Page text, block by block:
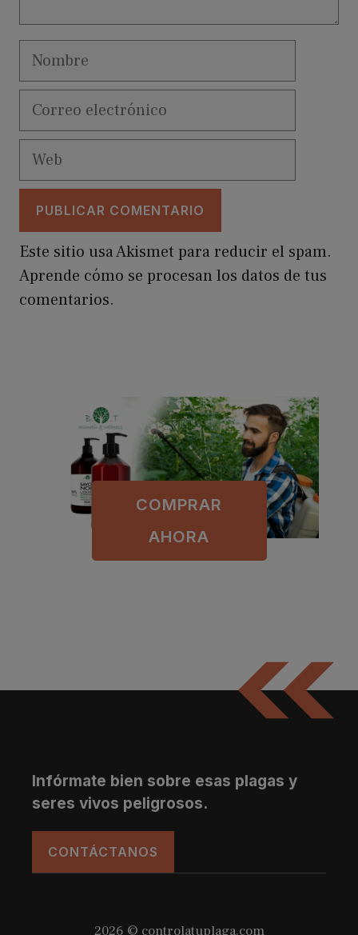
Nombre
Correo
Web
Este sitio usa Akismet para reducir el spam.
Aprende cómo se procesan los datos de tus
comentarios.
COMPRAR
AHORA
Infórmate bien sobre esas plagas y
seres vivos peligrosos.
CONTÁCTANOS
2026 © controlatuplaga.com